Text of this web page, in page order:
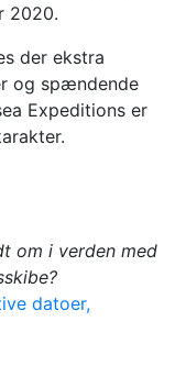
2020.
der ekstra
og spændende
Expeditions er
om i verden med
datoer,